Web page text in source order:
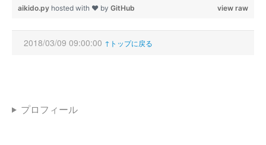
view raw
aikido.py hosted with ❤ by GitHub
2018/03/09 09:00:00 ↑トップに戻る
プロフィール